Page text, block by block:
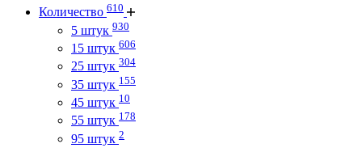
Количество 610
5 штук 930
15 штук 606
25 штук 304
35 штук 155
45 штук 10
55 штук 178
95 штук 2